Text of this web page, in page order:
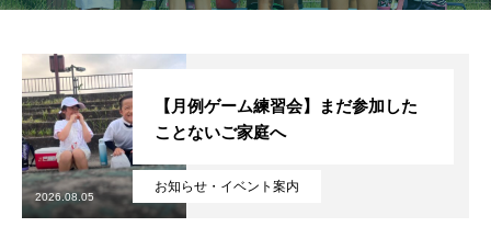
お問い合わせ
会員専用ページ
初めての方 システム・クラス・料金 ブログ
お知らせ・イベント案内
【月例ゲーム練習会】まだ参加した
ことないご家庭へ
2026.08.05